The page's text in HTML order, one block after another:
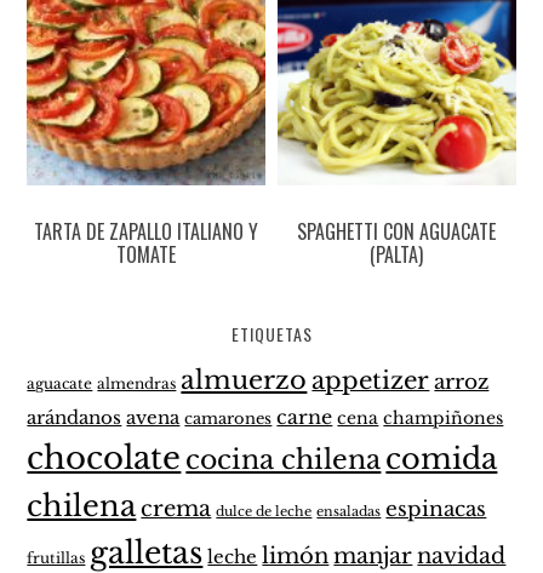
TARTA DE ZAPALLO ITALIANO Y
TOMATE
SPAGHETTI CON AGUACATE
(PALTA)
ETIQUETAS
aguacate almendras almuerzo appetizer arroz
arándanos avena camarones carne cena champiñones
chocolate cocina chilenacomida
chilenacrema dulce de leche ensaladas espinacas
frutillas galletas leche limónmanjarnavidad